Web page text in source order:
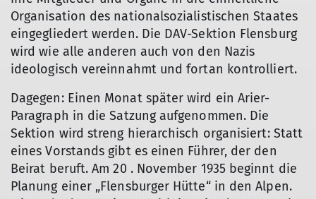
Organisation des nationalsozialistischen Staates
eingegliedert werden. Die DAV-Sektion Flensburg
wird wie alle anderen auch von den Nazis
ideologisch vereinnahmt und fortan kontrolliert.
Dagegen: Einen Monat später wird ein Arier-
Paragraph in die Satzung aufgenommen. Die
Sektion wird streng hierarchisch organisiert: Statt
eines Vorstands gibt es einen Führer, der den
Beirat beruft. Am 20 . November 1935 beginnt die
Planung einer „Flensburger Hütte“ in den Alpen.